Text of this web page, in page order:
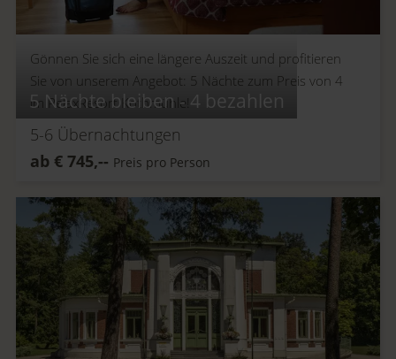
5 Nächte bleiben - 4 bezahlen
Gönnen Sie sich eine längere Auszeit und profitieren
Sie von unserem Angebot: 5 Nächte zum Preis von 4
im RelaxResort Kothmühle!
5-6 Übernachtungen
ab € 745,-- Preis pro Person